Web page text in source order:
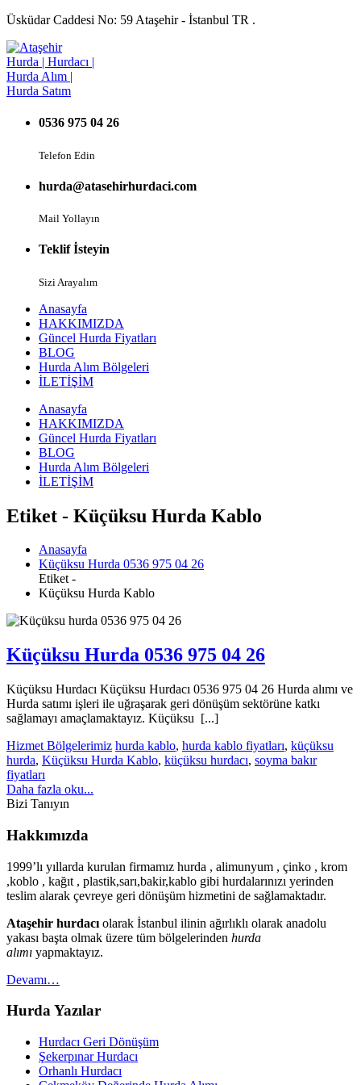
Üsküdar Caddesi No: 59 Ataşehir - İstanbul TR .
0536 975 04 26
Telefon Edin
hurda@atasehirhurdaci.com
Mail Yollayın
Teklif İsteyin
Sizi Arayalım
Anasayfa
HAKKIMIZDA
Güncel Hurda Fiyatları
BLOG
Hurda Alım Bölgeleri
İLETİŞİM
Anasayfa
HAKKIMIZDA
Güncel Hurda Fiyatları
BLOG
Hurda Alım Bölgeleri
İLETİŞİM
Etiket - Küçüksu Hurda Kablo
Anasayfa
Küçüksu Hurda 0536 975 04 26
Etiket -
Küçüksu Hurda Kablo
Küçüksu Hurda 0536 975 04 26
Küçüksu Hurdacı Küçüksu Hurdacı 0536 975 04 26 Hurda alımı ve
Hurda satımı işleri ile uğraşarak geri dönüşüm sektörüne katkı
sağlamayı amaçlamaktayız. Küçüksu [...]
Hizmet Bölgelerimiz hurda kablo, hurda kablo fiyatları, küçüksu
hurda, Küçüksu Hurda Kablo, küçüksu hurdacı, soyma bakır
fiyatları
Daha fazla oku...
Bizi Tanıyın
Hakkımızda
1999’lı yıllarda kurulan firmamız hurda , alimunyum , çinko , krom
,koblo , kağıt , plastik,sarı,bakir,kablo gibi hurdalarınızı yerinden
teslim alarak çevreye geri dönüşüm hizmetini de sağlamaktadır.
Ataşehir hurdacı olarak İstanbul ilinin ağırlıklı olarak anadolu
yakası başta olmak üzere tüm bölgelerinden hurda
alımı yapmaktayız.
Devamı…
Hurda Yazılar
Hurdacı Geri Dönüşüm
Şekerpınar Hurdacı
Orhanlı Hurdacı